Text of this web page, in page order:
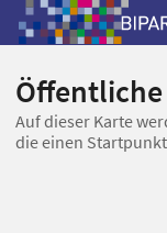
Auf dieser Karte
die einen